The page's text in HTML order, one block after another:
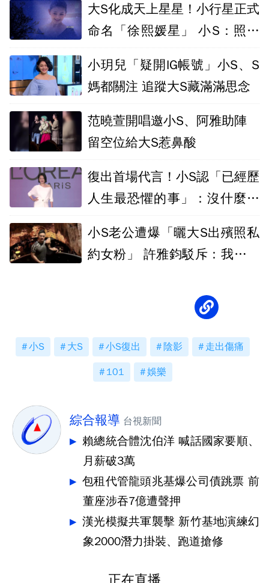
大S化成天上星星！小行星正式
命名「徐熙媛星」 小S：照亮
小玥兒「疑開IG帳號」小S、S
媽都關注 追蹤大S藏滿滿思念
范曉萱開唱邀小S、阿雅助陣
留空位給大S惹鼻酸
復出首場代言！小S認「已經歷
人生最恐懼的事」：沒什麼能
小S老公遭爆「曬大S出殯照私
約女粉」 許雅鈞駁斥：我光明
小S 大S 小S復出 陰影 走出傷痛
101 娛樂
綜合報導 台視新聞
賴總統合體沈伯洋 喊話國家要順、
月薪破3萬
包租代管龍頭兆基爆公司債跳票 前
董座涉吞7億遭聲押
漢光模擬共軍襲擊 新竹基地演練幻
象2000潛力掛裝、跑道搶修
正在直播